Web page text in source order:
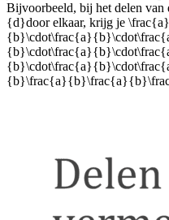
Bijvoorbeeld, bij het delen van
{d}door elkaar, krijg je